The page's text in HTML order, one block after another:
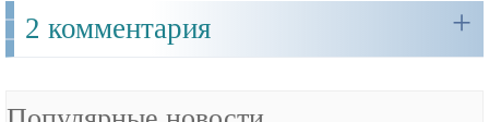
2 комментария +